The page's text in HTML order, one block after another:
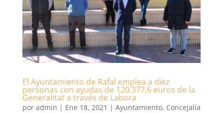
El Ayuntamiento de Rafal emplea a diez
personas con ayudas de 120.377,6 euros de la
Generalitat a través de Labora
por admin | Ene 18, 2021 | Ayuntamiento, Concejalía